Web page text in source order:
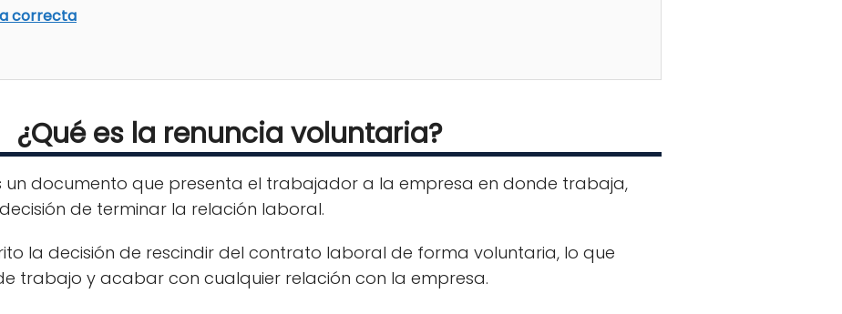
correcta
¿Qué es la renuncia voluntaria?
un documento que presenta el trabajador a la empresa en donde trabaja,
de terminar la relación laboral.
la decisión de rescindir del contrato laboral de forma voluntaria, lo que
trabajo y acabar con cualquier relación con la empresa.